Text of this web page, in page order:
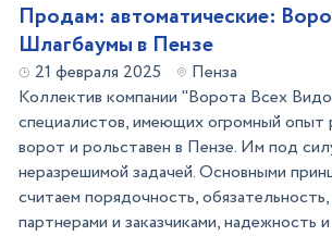
Продам: автоматические:
Шлагбаумы в Пензе
21 февраля 2025
Пенза
Коллектив компании "Ворота Всех
специалистов, имеющих огромный опыт
ворот и рольставен в Пензе. Им под
неразрешимой задачей. Основными
считаем порядочность,
партнерами и заказчиками, надежность